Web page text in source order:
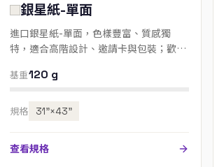
銀星紙-單面
進口銀星紙-單面，色樣豐富、質感獨
特，適合高階設計、邀請卡與包裝；歡迎
基重120 g
規格 31”×43”
查看規格